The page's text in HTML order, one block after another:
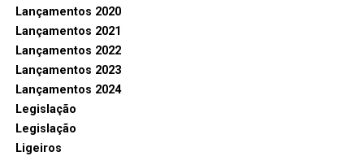
Lançamentos 2020
Lançamentos 2021
Lançamentos 2022
Lançamentos 2023
Lançamentos 2024
Legislação
Legislação
Ligeiros